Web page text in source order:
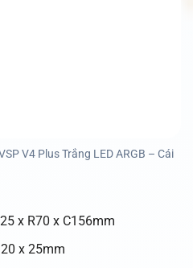
V4 Plus Trắng LED ARGB – Cái
x R70 x C156mm
x 25mm